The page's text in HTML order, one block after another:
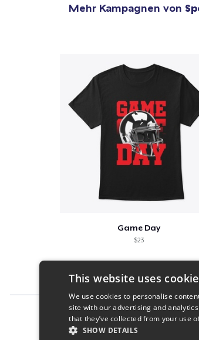
Mehr Kampagnen von
Game Day
$23
Report this product
This website uses
We use cookies to personalise
site with our advertising and
that they’ve collected from your use
SHOW DETAILS